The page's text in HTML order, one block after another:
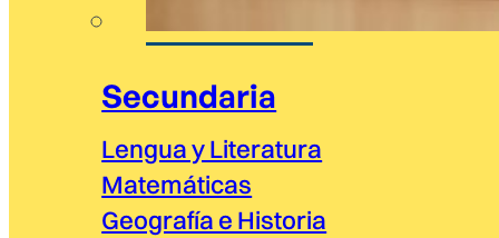
Secundaria
Lengua y Literatura
Matemáticas
Geografía e Historia